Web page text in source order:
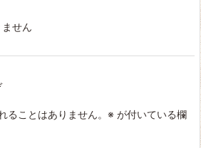
せん
ることはありません。 ※ が付いている欄